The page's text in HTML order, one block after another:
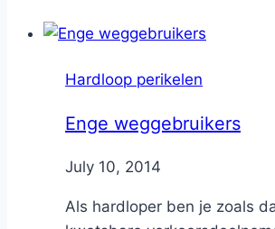
Hardloop perikelen
Enge weggebruikers
ByNicole
July 10, 2014
Als hardloper ben je zoals